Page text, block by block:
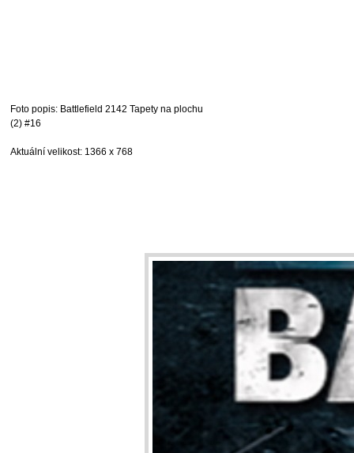
Foto popis: Battlefield 2142 Tapety na plochu
(2) #16
Aktuální velikost: 1366 x 768